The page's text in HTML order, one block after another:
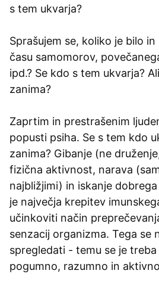
s tem ukvarja?
Sprašujem se, koliko je bilo
času samomorov,
ipd.? Se kdo s tem ukvarja?
zanima?
Zaprtim in prestrašenim
popusti psiha. Se s tem kdo
zanima? Gibanje (ne
fizična aktivnost, narava
najbližjimi) in iskanje
je največja krepitev
učinkoviti način
senzacij organizma. Tega se
spregledati - temu se je
pogumno, razumno in